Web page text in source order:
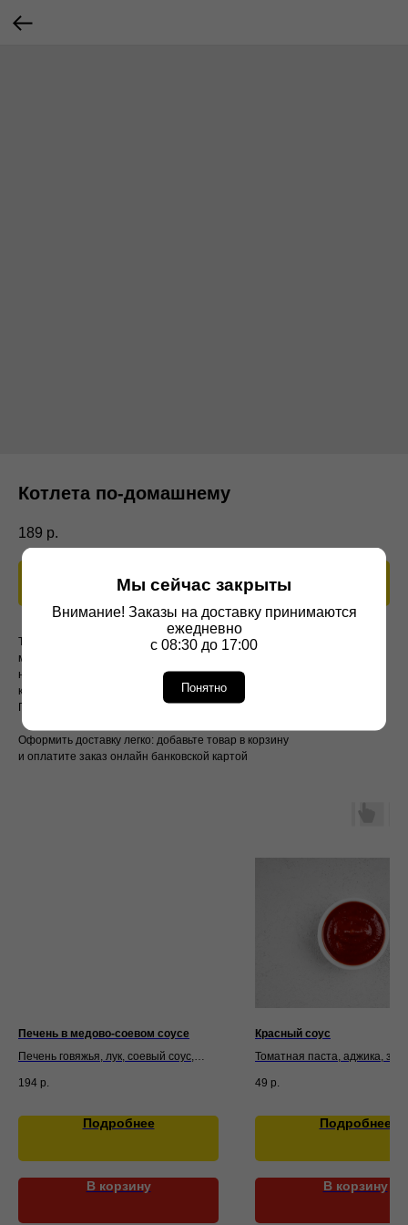
Котлета по-домашнему
189 р.
В корзину
Традиционное блюдо русской кухни, приготовленное из двух видов
мяса (свинины и говядины) с ярко выраженным, насыщенным вкусом
натурального мяса. Прекрасно дополнят блюдо гарниры из
картофеля.
Порция: 100 грамм
Оформить доставку легко: добавьте товар в корзину
и оплатите заказ онлайн банковской картой
Печень в медово-соевом соусе
Печень говяжья, лук, соевый соус,
соль, перец черный молотый, крахмал
194 р.
Подробнее
В корзину
Красный соус
Томатная паста, аджика,
49 р.
Подробнее
В корзину
Мы сейчас закрыты
Внимание! Заказы на доставку принимаются
ежедневно
с 08:30 до 17:00
Понятно